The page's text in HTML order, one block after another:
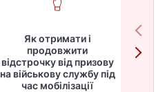
Як отримати і
продовжити
відстрочку від призову
на військову службу під
час мобілізації